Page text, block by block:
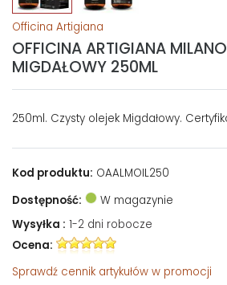
Officina Artigiana
OFFICINA ARTIGIANA
MIGDAŁOWY 250ML
250ml. Czysty olejek Migdałowy.
Kod produktu: OAALMOIL250
Dostępność:
W magazynie
Wysyłka : 1-2 dni robocze
Ocena:
Sprawdź cennik artykułów w promocji